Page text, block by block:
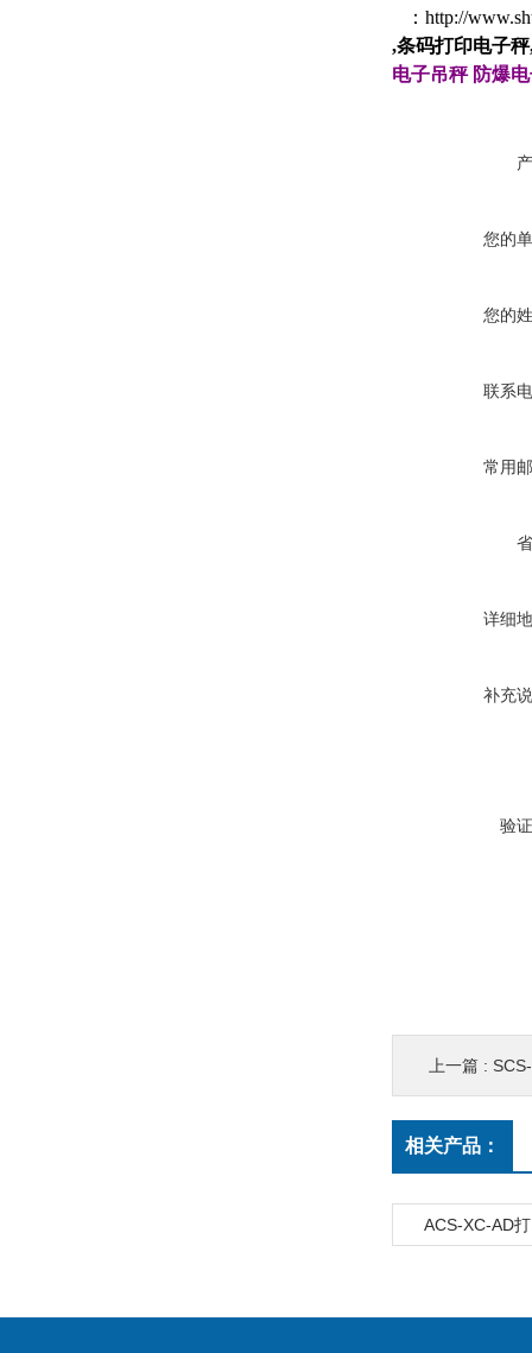
： http://
,条码打印电子
电子吊秤 防爆
您的
您的
联系
常用
详细
补充
验
上一篇 :
相关产品：
ACS-XC-AD